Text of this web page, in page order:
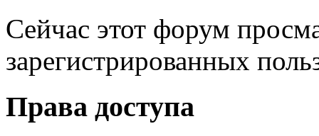
Сейчас этот форум
зарегистрированных
Права доступа